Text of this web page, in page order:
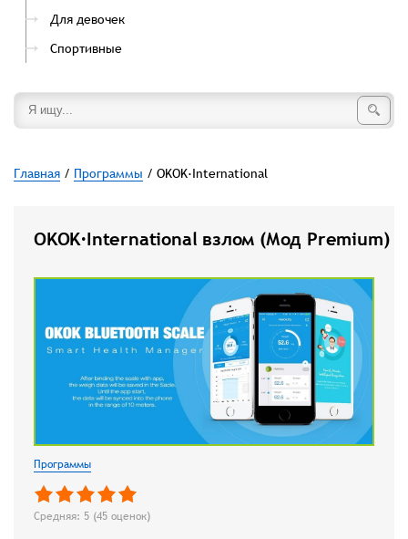
Для девочек
Спортивные
Главная / Программы / OKOK·International
OKOK·International взлом (Мод Premium)
Программы
Средняя: 5 (45 оценок)